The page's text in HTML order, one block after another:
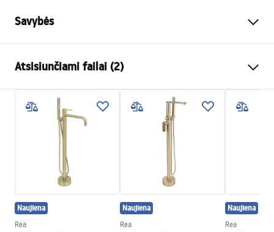
Savybės
Montavimo būdas
Spalva
Auksas
Snapelio tipas
Fiksuota
Nerūdijantis plienas, Žalvaris
mm
mm
Dengimo technologija
Ryšio skersmuo
15,5 mm
Garantija
Atsisiunčiami failai (2)
Garantijos sąlygos
Warranty_Terms_and_Conditions_Faucets_-_5.pdf
Pielęgnacja
Pielegnacja.pdf
Naujiena
Rea
Naujiena
Rea
Naujiena
Rea